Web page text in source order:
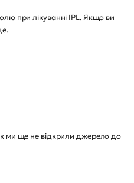
при лікуванні IPL. Якщо ви
ми ще не відкрили джерело до